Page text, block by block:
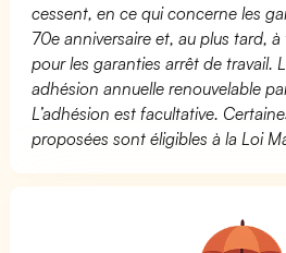
cessent, en ce qui concerne les
70e anniversaire et, au plus tard,
pour les garanties arrêt de travail.
adhésion annuelle renouvelable
L’adhésion est facultative.
proposées sont éligibles à la Loi